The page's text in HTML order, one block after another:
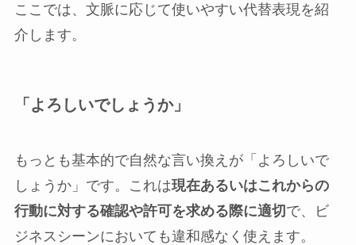
ここでは、文脈に応じて使いやすい代替表現を紹
介します。
「よろしいでしょうか」
もっとも基本的で自然な言い換えが「よろしいで
しょうか」です。これは現在あるいはこれからの
行動に対する確認や許可を求める際に適切で、ビ
ジネスシーンにおいても違和感なく使えます。